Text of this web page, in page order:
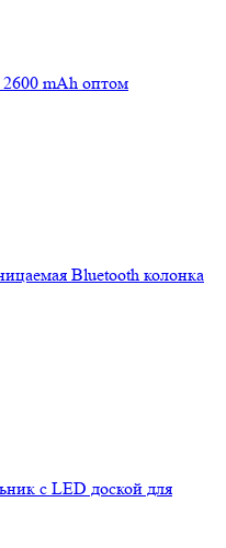
mAh оптом
Bluetooth колонка
с LED доской для